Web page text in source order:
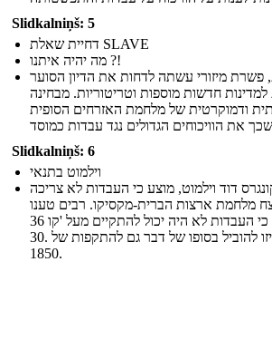
Slidkalniņš: 5
דחיית שאלת SLAVE
מה יהיה איתנו ?!
מיזורי עשתה לדחות את הדיון הסוער
חדשות מוספות וטריטוריות. מבחינה
ודמוקרטית של מלחמת האזרחים הסופית
Slidkalniņš: 6
וילמוט בתנאי
דוד וילמוט, מוצע כי העבדות לא צריכה
מלחמת ארצות הברית-מקסיקו. רבים טענו
כי זו הפרה של פשרת מיזורי כי העבדות לא היה יכול להתקיים מעל 'קו 36º
30. בסופו של דבר, וילמוט פרוביזו להוביל בסופו של דבר גם להתקפות של
1850.